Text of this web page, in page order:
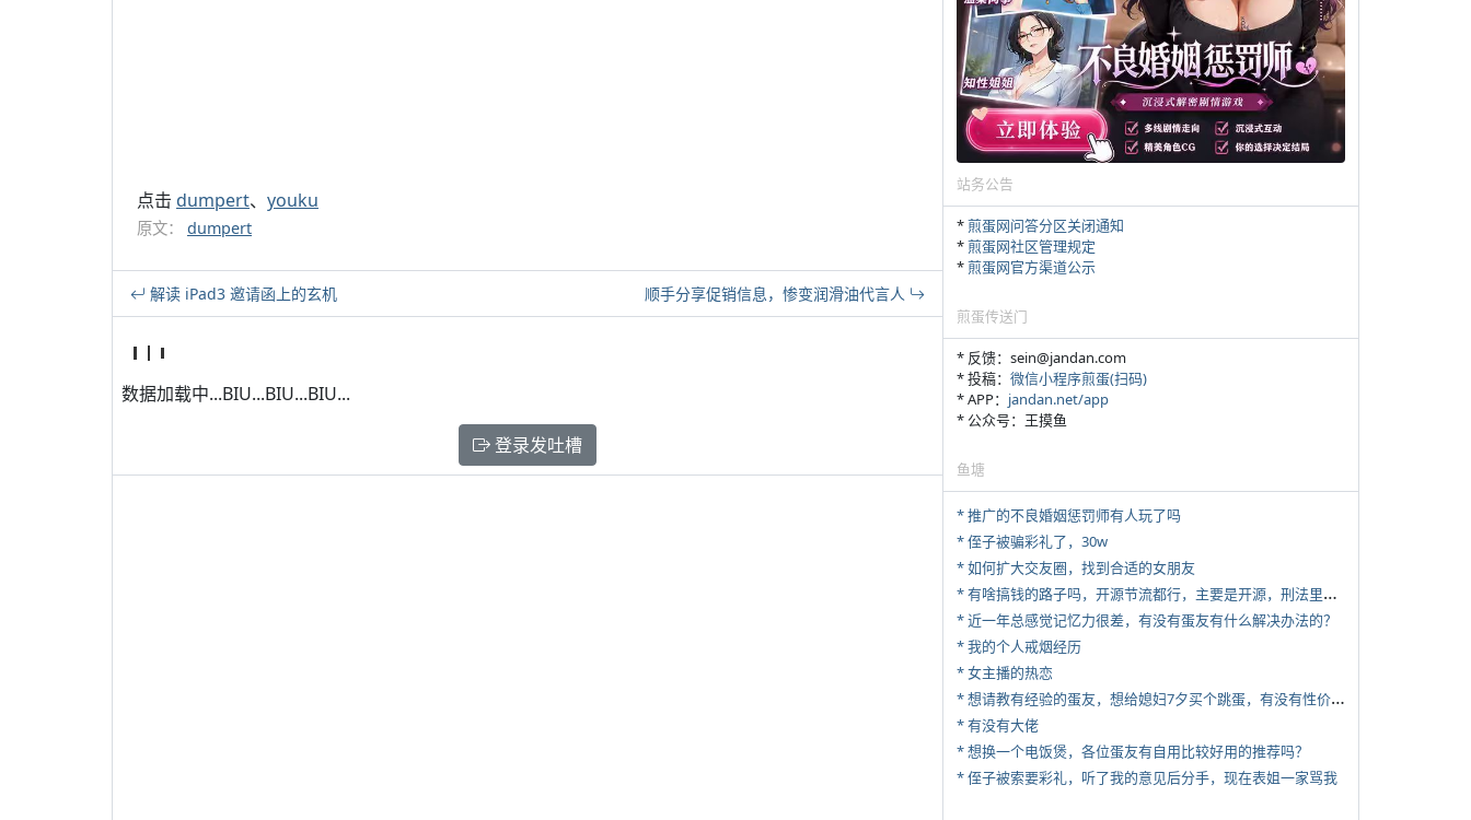
点击 dumpert、 youku
原文： dumpert
解读 iPad3 邀请函上的玄机 顺手分享促销信息，惨变润滑油代言人
数据加载中...BIU...BIU...BIU...
登录发吐槽
站务公告
*煎蛋网问答分区关闭通知
*煎蛋网社区管理规定
*煎蛋网官方渠道公示
煎蛋传送门
* 反馈：sein@jandan.com
* 投稿： 微信小程序煎蛋(扫码)
* APP： jandan.net/app
* 公众号：王摸鱼
鱼塘
* 推广的不良婚姻惩罚师有人玩了吗
* 侄子被骗彩礼了，30w
* 如何扩大交友圈，找到合适的女朋友
*
有啥搞钱的路子吗，开源节流都行，主要是开源，刑法里的咱不做
* 近一年总感觉记忆力很差，有没有蛋友有什么解决办法的？
* 我的个人戒烟经历
* 女主播的热恋
*
想请教有经验的蛋友，想给媳妇7夕买个跳蛋，有没有性价比高的推荐
* 有没有大佬
* 想换一个电饭煲，各位蛋友有自用比较好用的推荐吗？
* 侄子被索要彩礼，听了我的意见后分手，现在表姐一家骂我